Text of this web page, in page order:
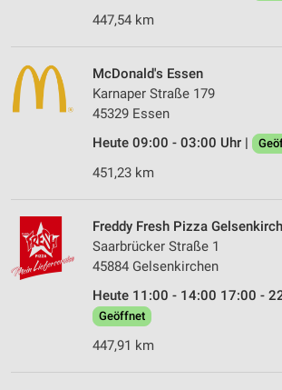
447,54 km
McDonald's Essen
Karnaper Straße 179
45329 Essen
Heute 09:00 - 03:00 Uhr |
451,23 km
Freddy Fresh Pizza
Saarbrücker Straße 1
45884 Gelsenkirchen
Heute 11:00 - 14:00 17:00 -
Geöffnet
447,91 km